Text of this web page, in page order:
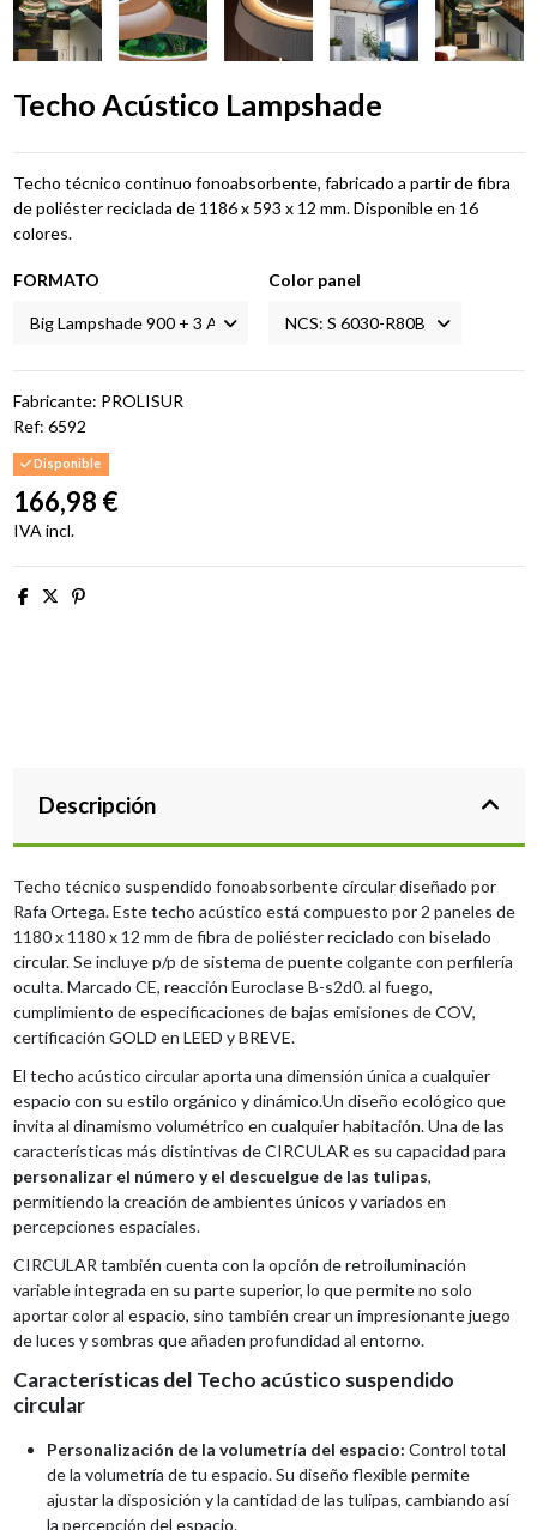
Techo Acústico Lampshade
Techo técnico continuo fonoabsorbente, fabricado a partir de fibra
de poliéster reciclada de 1186 x 593 x 12 mm. Disponible en 16
colores.
FORMATO Color panel
Fabricante: PROLISUR
Ref: 6592
Disponible
166,98 €
IVA incl.
Descripción
Techo técnico suspendido fonoabsorbente circular diseñado por
Rafa Ortega. Este techo acústico está compuesto por 2 paneles de
1180 x 1180 x 12 mm de fibra de poliéster reciclado con biselado
circular. Se incluye p/p de sistema de puente colgante con perfilería
oculta. Marcado CE, reacción Euroclase B-s2d0. al fuego,
cumplimiento de especificaciones de bajas emisiones de COV,
certificación GOLD en LEED y BREVE.
El techo acústico circular aporta una dimensión única a cualquier
espacio con su estilo orgánico y dinámico.Un diseño ecológico que
invita al dinamismo volumétrico en cualquier habitación. Una de las
características más distintivas de CIRCULAR es su capacidad para
personalizar el número y el descuelgue de las tulipas,
permitiendo la creación de ambientes únicos y variados en
percepciones espaciales.
CIRCULAR también cuenta con la opción de retroiluminación
variable integrada en su parte superior, lo que permite no solo
aportar color al espacio, sino también crear un impresionante juego
de luces y sombras que añaden profundidad al entorno.
Características del Techo acústico suspendido
circular
Personalización de la volumetría del espacio: Control total
de la volumetría de tu espacio. Su diseño flexible permite
ajustar la disposición y la cantidad de las tulipas, cambiando así
la percepción del espacio.